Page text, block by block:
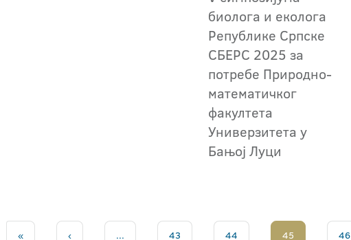
биолога и еколога
Републике Српске
СБЕРС 2025 за
потребе Природно-
математичког
факултета
Универзитета у
Бањој Луци
« ‹ ... 43 44 45 46